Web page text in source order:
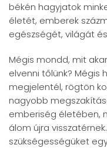
békén hagyjatok
életét, emberek
egészségét, világát
Mégis mondd, mit
elvenni tőlünk? Mégis
megjelentél, rögtön
nagyobb
emberiség életében,
álom újra
szükségességüket